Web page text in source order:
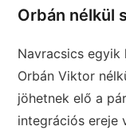
Orbán nélkül
Navracsics
Orbán Viktor
jöhetnek elő a
integrációs ereje